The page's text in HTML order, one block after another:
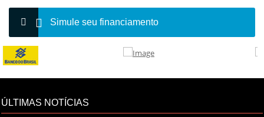
Simule seu financiamento
ÚLTIMAS NOTÍCIAS